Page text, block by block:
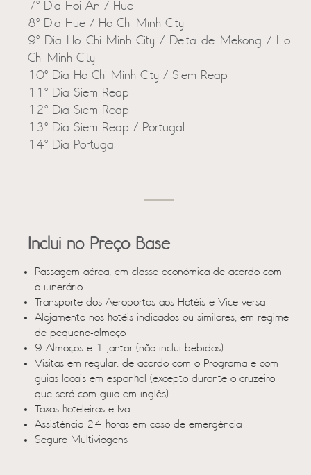
7º Dia Hoi An / Hue
8º Dia Hue / Ho Chi Minh City
9º Dia Ho Chi Minh City / Delta de Mekong / Ho
Chi Minh City
10º Dia Ho Chi Minh City / Siem Reap
11º Dia Siem Reap
12º Dia Siem Reap
13º Dia Siem Reap / Portugal
14º Dia Portugal
Inclui no Preço Base
Passagem aérea, em classe económica de acordo com
o itinerário
Transporte dos Aeroportos aos Hotéis e Vice-versa
Alojamento nos hotéis indicados ou similares, em regime
de pequeno-almoço
9 Almoços e 1 Jantar (não inclui bebidas)
Visitas em regular, de acordo com o Programa e com
guias locais em espanhol (excepto durante o cruzeiro
que será com guia em inglês)
Taxas hoteleiras e Iva
Assistência 24 horas em caso de emergência
Seguro Multiviagens